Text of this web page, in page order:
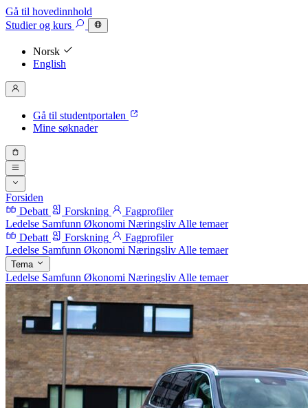
Gå til hovedinnhold
Studierog kurs
Norsk
English
Gå til studentportalen
Mine søknader
Forsiden
Debatt
Forskning
Fagprofiler
Ledelse Samfunn Økonomi Næringsliv Alle temaer
Debatt
Forskning
Fagprofiler
Ledelse Samfunn Økonomi Næringsliv Alle temaer
Tema
Ledelse Samfunn Økonomi Næringsliv Alle temaer